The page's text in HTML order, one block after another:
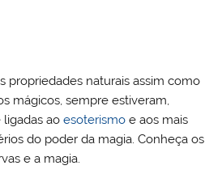
propriedades naturais assim como
mágicos, sempre estiveram,
ligadas aoesoterismo e aos mais
do poder da magia. Conheça os
e a magia.